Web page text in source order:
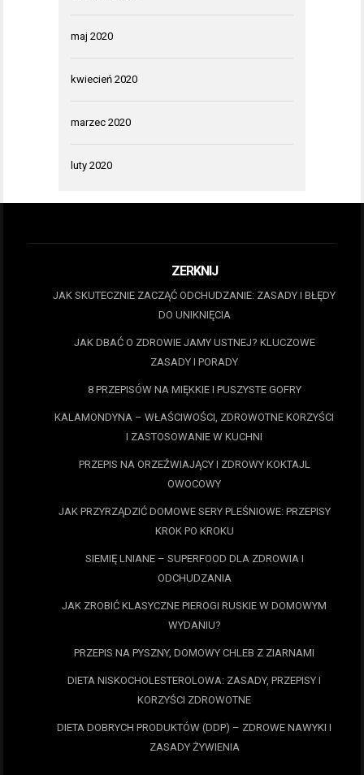
maj 2020
kwiecień 2020
marzec 2020
luty 2020
ZERKNIJ
JAK SKUTECZNIE ZACZĄĆ ODCHUDZANIE: ZASADY I BŁĘDY
DO UNIKNIĘCIA
JAK DBAĆ O ZDROWIE JAMY USTNEJ? KLUCZOWE
ZASADY I PORADY
8 PRZEPISÓW NA MIĘKKIE I PUSZYSTE GOFRY
KALAMONDYNA – WŁAŚCIWOŚCI, ZDROWOTNE KORZYŚCI
I ZASTOSOWANIE W KUCHNI
PRZEPIS NA ORZEŹWIAJĄCY I ZDROWY KOKTAJL
OWOCOWY
JAK PRZYRZĄDZIĆ DOMOWE SERY PLEŚNIOWE: PRZEPISY
KROK PO KROKU
SIEMIĘ LNIANE – SUPERFOOD DLA ZDROWIA I
ODCHUDZANIA
JAK ZROBIĆ KLASYCZNE PIEROGI RUSKIE W DOMOWYM
WYDANIU?
PRZEPIS NA PYSZNY, DOMOWY CHLEB Z ZIARNAMI
DIETA NISKOCHOLESTEROLOWA: ZASADY, PRZEPISY I
KORZYŚCI ZDROWOTNE
DIETA DOBRYCH PRODUKTÓW (DDP) – ZDROWE NAWYKI I
ZASADY ŻYWIENIA